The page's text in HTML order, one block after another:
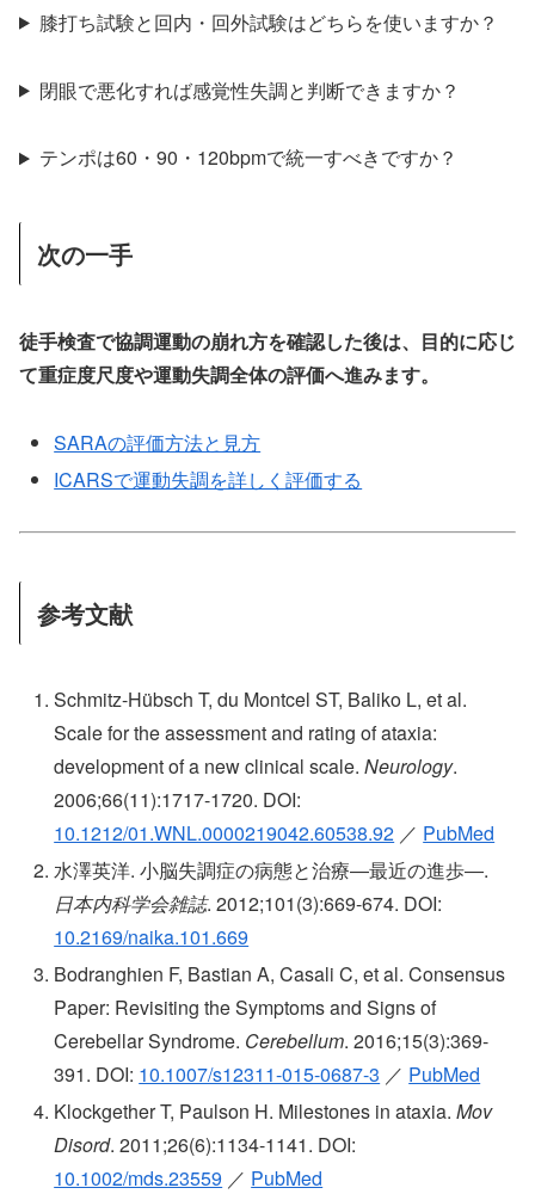
膝打ち試験と回内・回外試験はどちらを使いますか？
閉眼で悪化すれば感覚性失調と判断できますか？
テンポは60・90・120bpmで統一すべきですか？
次の一手
徒手検査で協調運動の崩れ方を確認した後は、目的に応じ
て重症度尺度や運動失調全体の評価へ進みます。
SARAの評価方法と見方
ICARSで運動失調を詳しく評価する
参考文献
Schmitz-Hübsch T, du Montcel ST, Baliko L, et al.
Scale for the assessment and rating of ataxia:
development of a new clinical scale.Neurology.
2006;66(11):1717-1720. DOI:
10.1212/01.WNL.0000219042.60538.92 ／ PubMed
水澤英洋. 小脳失調症の病態と治療―最近の進歩―.
日本内科学会雑誌. 2012;101(3):669-674. DOI:
10.2169/naika.101.669
Bodranghien F, Bastian A, Casali C, et al. Consensus
Paper: Revisiting the Symptoms and Signs of
Cerebellar Syndrome. Cerebellum. 2016;15(3):369-
391. DOI: 10.1007/s12311-015-0687-3 ／ PubMed
Klockgether T, Paulson H. Milestones in ataxia.Mov
Disord. 2011;26(6):1134-1141. DOI:
10.1002/mds.23559 ／ PubMed